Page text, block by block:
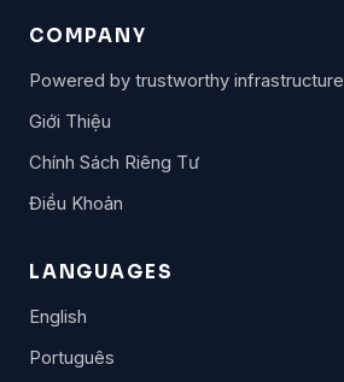
COMPANY
Powered by trustworthy infrastructure
Giới Thiệu
Chính Sách Riêng Tư
Điều Khoản
LANGUAGES
English
Português